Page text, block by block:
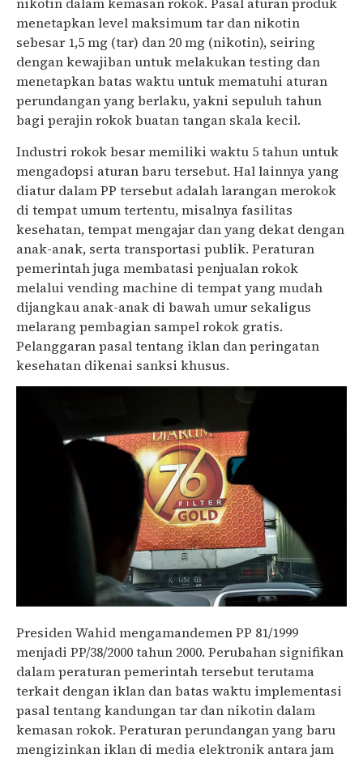
menetapkan level maksimum tar dan nikotin
sebesar 1,5 mg (tar) dan 20 mg (nikotin), seiring
dengan kewajiban untuk melakukan testing dan
menetapkan batas waktu untuk mematuhi aturan
perundangan yang berlaku, yakni sepuluh tahun
bagi perajin rokok buatan tangan skala kecil.
Industri rokok besar memiliki waktu 5 tahun untuk
mengadopsi aturan baru tersebut. Hal lainnya yang
diatur dalam PP tersebut adalah larangan merokok
di tempat umum tertentu, misalnya fasilitas
kesehatan, tempat mengajar dan yang dekat dengan
anak-anak, serta transportasi publik. Peraturan
pemerintah juga membatasi penjualan rokok
melalui vending machine di tempat yang mudah
dijangkau anak-anak di bawah umur sekaligus
melarang pembagian sampel rokok gratis.
Pelanggaran pasal tentang iklan dan peringatan
kesehatan dikenai sanksi khusus.
Presiden Wahid mengamandemen PP 81/1999
menjadi PP/38/2000 tahun 2000. Perubahan signifikan
dalam peraturan pemerintah tersebut terutama
terkait dengan iklan dan batas waktu implementasi
pasal tentang kandungan tar dan nikotin dalam
kemasan rokok. Peraturan perundangan yang baru
mengizinkan iklan di media elektronik antara jam